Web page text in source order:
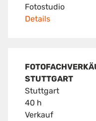
Fotostudio
Details
STUTTGART
Stuttgart
40 h
Verkauf